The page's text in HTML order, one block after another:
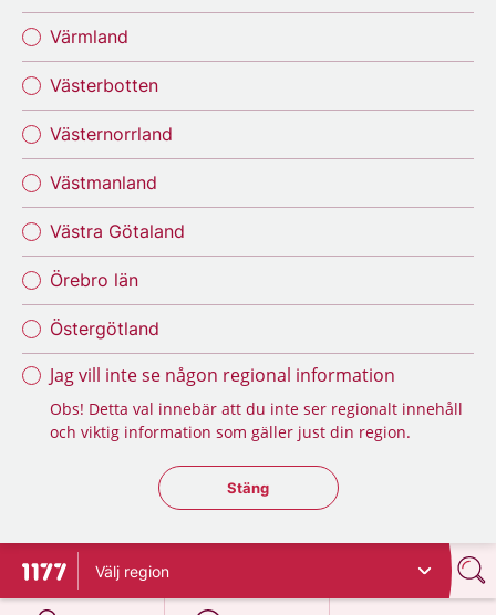
Värmland
Västerbotten
Västernorrland
Västmanland
Västra Götaland
Örebro län
Östergötland
Jag vill inte se någon regional information
Obs! Detta val innebär att du inte ser regionalt innehåll
och viktig information som gäller just din region.
Stäng regionsväljaren
Stäng
Till startsidan för 1177
Välj region
på 1177.se
på 1177.se